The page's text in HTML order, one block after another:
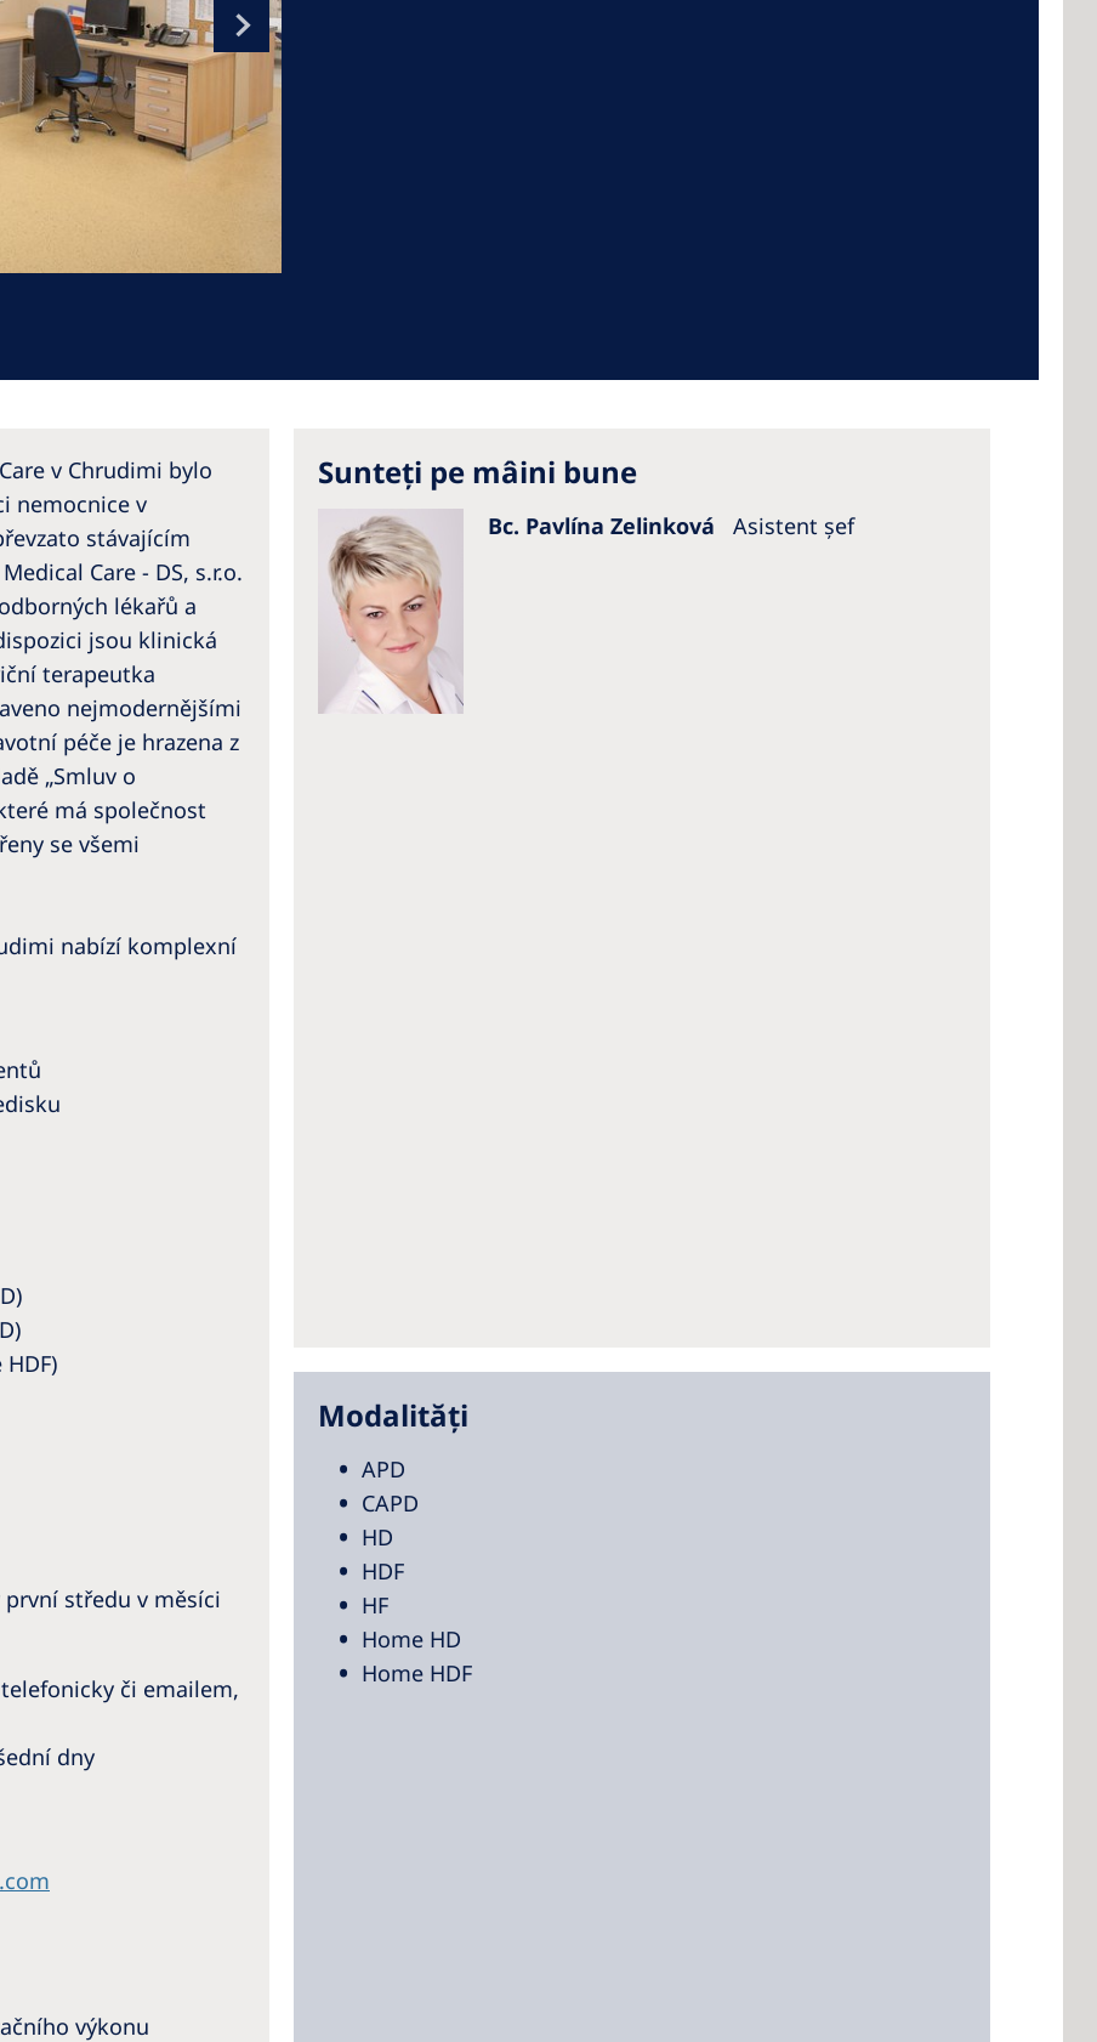
Romania
Russia
Asia Pacific
Philippines
Global Website
v Chrudimi bylo
nemocnice v
stávajícím
Care - DS, s.r.o.
lékařů a
jsou klinická
terapeutka
nejmodernějšími
péče je hrazena z
„Smluv o
má společnost
se všemi
nabízí komplexní
středu v měsíci
či emailem,
dny
výkonu
Sunteți pe mâini bune
Bc. Pavlína Zelinková Asistent șef
Modalități
APD
CAPD
HD
HDF
HF
Home HD
Home HDF